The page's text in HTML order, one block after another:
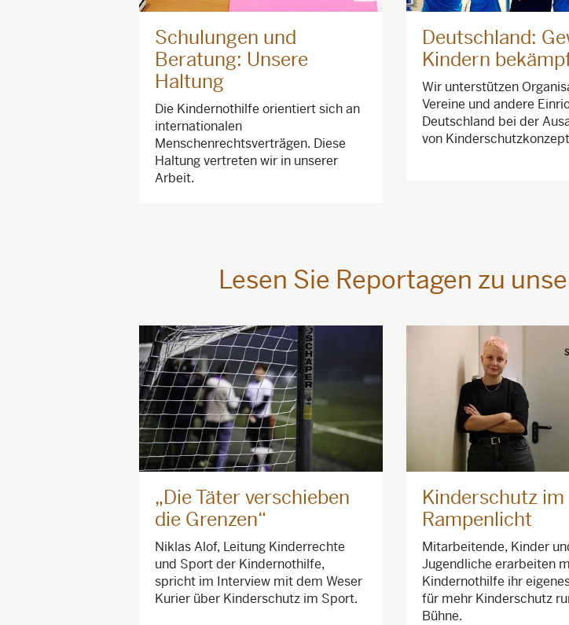
Schulungen und
Beratung: Unsere
Haltung
Die Kindernothilfe orientiert sich an
internationalen
Menschenrechtsverträgen. Diese
Haltung vertreten wir in unserer
Arbeit.
Deutschland:
Kindern
Wir unterstützen
Vereine und andere
Deutschland bei der
von
Lesen Sie Reportagen zu
„Die Täter verschieben
die Grenzen“
Niklas Alof, Leitung Kinderrechte
und Sport der Kindernothilfe,
spricht im Interview mit dem Weser
Kurier über Kinderschutz im Sport.
Kinderschutz im
Rampenlicht
Mitarbeitende, Kinder
Jugendliche erarbeiten
Kindernothilfe ihr
für mehr Kinderschutz
Bühne.